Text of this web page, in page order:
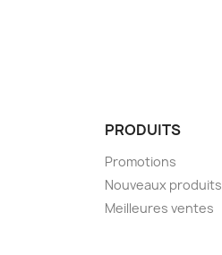
PRODUITS
Promotions
Nouveaux produits
Meilleures ventes